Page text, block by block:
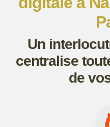
Un
centralise
de